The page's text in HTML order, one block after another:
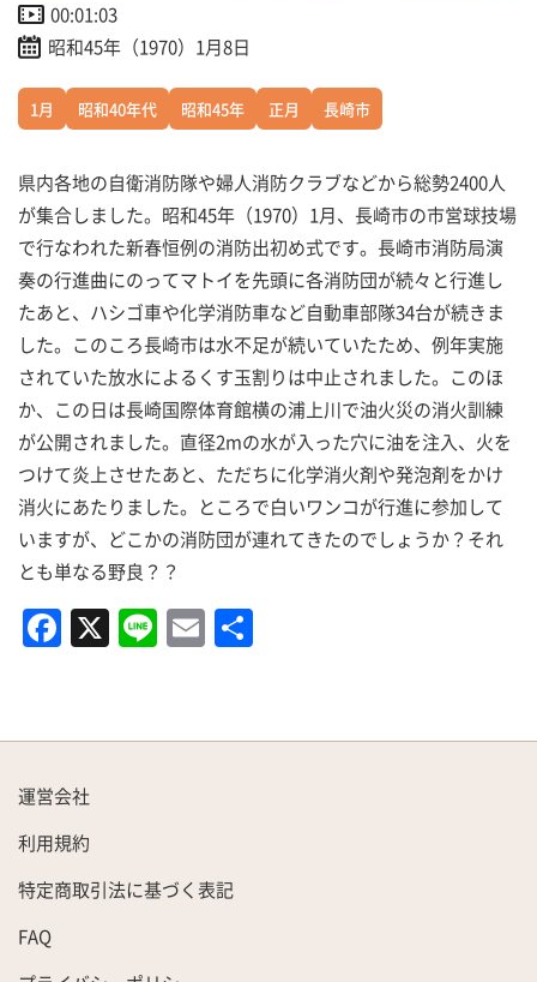
00:01:03
昭和45年（1970）1月8日
1月 昭和40年代 昭和45年 正月 長崎市
県内各地の自衛消防隊や婦人消防クラブなどから総勢2400人
が集合しました。昭和45年（1970）1月、長崎市の市営球技場
で行なわれた新春恒例の消防出初め式です。長崎市消防局演
奏の行進曲にのってマトイを先頭に各消防団が続々と行進し
たあと、ハシゴ車や化学消防車など自動車部隊34台が続きま
した。このころ長崎市は水不足が続いていたため、例年実施
されていた放水によるくす玉割りは中止されました。このほ
か、この日は長崎国際体育館横の浦上川で油火災の消火訓練
が公開されました。直径2mの水が入った穴に油を注入、火を
つけて炎上させたあと、ただちに化学消火剤や発泡剤をかけ
消火にあたりました。ところで白いワンコが行進に参加して
いますが、どこかの消防団が連れてきたのでしょうか？それ
とも単なる野良？？
F
a
e
b
o
o
k
X Li
n
E
m
l
運営会社
利用規約
特定商取引法に基づく表記
FAQ